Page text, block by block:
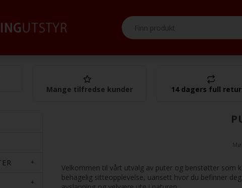
Mange tilfredse kunder
14 dagers full
Velkommen til vårt utvalg av puter og benstøtter som
behagelig sitteopplevelse, uansett hvor du befinner